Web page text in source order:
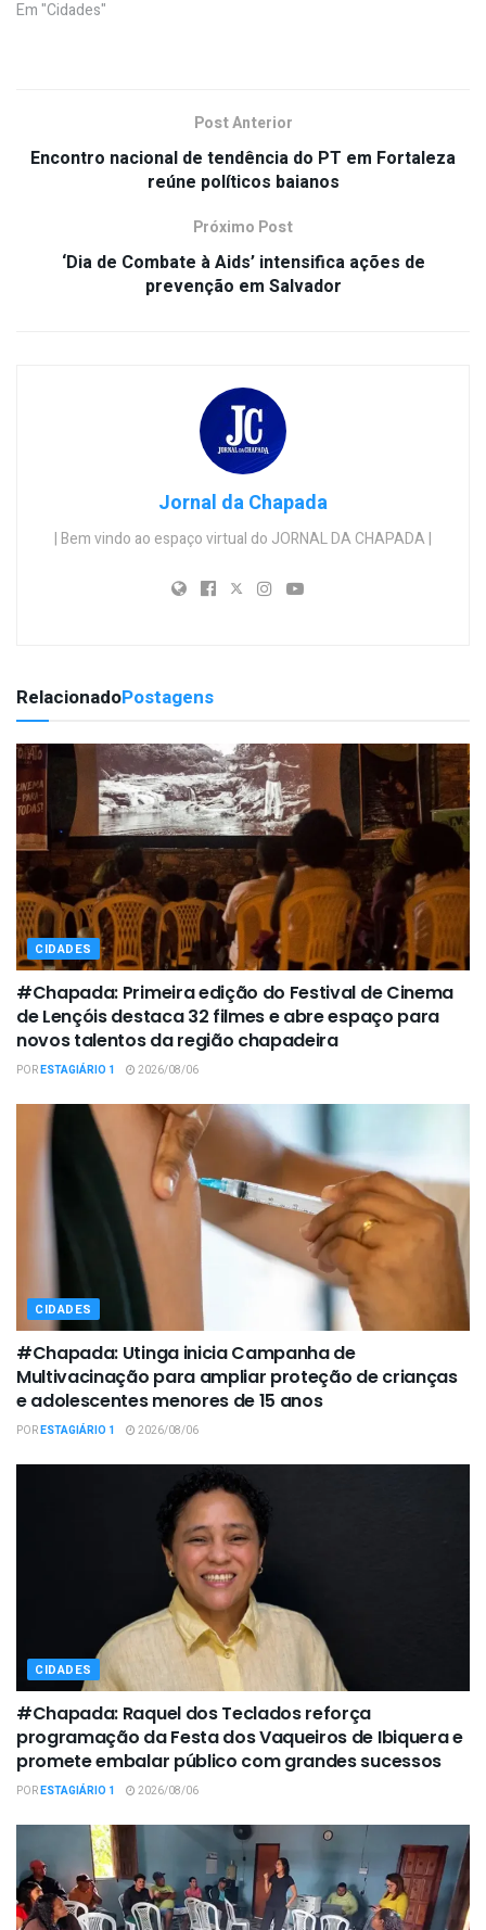
Em "Cidades"
Post Anterior
Encontro nacional de tendência do PT em Fortaleza
reúne políticos baianos
Próximo Post
‘Dia de Combate à Aids’ intensifica ações de
prevenção em Salvador
Jornal da Chapada
| Bem vindo ao espaço virtual do JORNAL DA CHAPADA |
RelacionadoPostagens
CIDADES
#Chapada: Primeira edição do Festival de Cinema
de Lençóis destaca 32 filmes e abre espaço para
novos talentos da região chapadeira
PORESTAGIÁRIO 1 2026/08/06
CIDADES
#Chapada: Utinga inicia Campanha de
Multivacinação para ampliar proteção de crianças
e adolescentes menores de 15 anos
PORESTAGIÁRIO 1 2026/08/06
CIDADES
#Chapada: Raquel dos Teclados reforça
programação da Festa dos Vaqueiros de Ibiquera e
promete embalar público com grandes sucessos
PORESTAGIÁRIO 1 2026/08/06